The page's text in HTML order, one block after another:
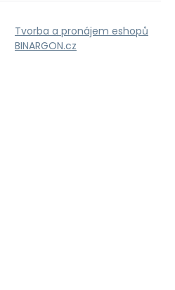
Tvorba a pronájem eshopů
BINARGON.cz